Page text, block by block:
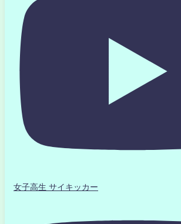
女子高生 サイキッカー